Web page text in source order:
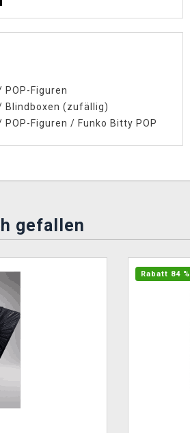
POP-Figuren
Blindboxen (zufällig)
POP-Figuren / Funko Bitty POP
gefallen
Rabatt 84 %